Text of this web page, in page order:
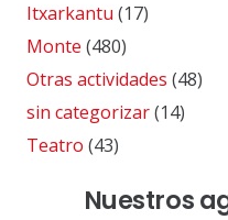
Itxarkantu (17)
Monte (480)
Otras actividades (48)
sin categorizar(14)
Teatro (43)
Nuestros